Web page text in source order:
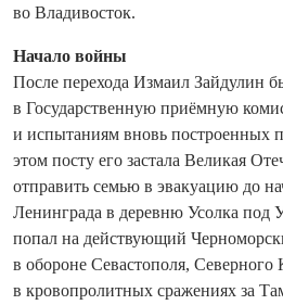
во Владивосток.
Начало войны
После перехода Измаил Зай­дулин
в Государственную приёмную
и испытаниям вновь построенных
этом посту его застала Великая
отправить семью в эвакуацию до
Ленинграда в деревню Усолка под
попал на действующий
в обороне Севастополя, Северного
в кровопролитных сражениях за